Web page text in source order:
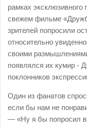
рамках эксклюзивного
свежем фильме
зрителей попросили
относительно
своими
появлялся их кумир -
поклонников
Один из фанатов
если бы нам не
— «Ну я бы попросил